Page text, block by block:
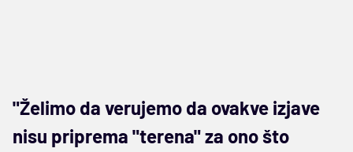
"Želimo da verujemo da ovakve izjave
nisu priprema "terena" za ono što